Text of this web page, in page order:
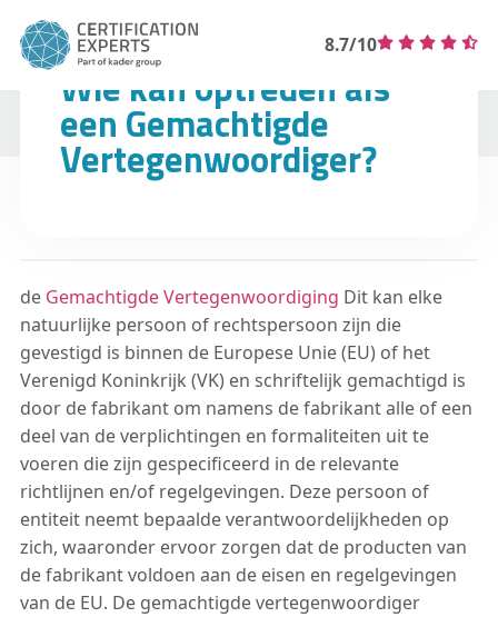
8.7/10
Wie kan optreden als
een Gemachtigde
Vertegenwoordiger?
de Gemachtigde Vertegenwoordiging Dit kan elke
natuurlijke persoon of rechtspersoon zijn die
gevestigd is binnen de Europese Unie (EU) of het
Verenigd Koninkrijk (VK) en schriftelijk gemachtigd is
door de fabrikant om namens de fabrikant alle of een
deel van de verplichtingen en formaliteiten uit te
voeren die zijn gespecificeerd in de relevante
richtlijnen en/of regelgevingen. Deze persoon of
entiteit neemt bepaalde verantwoordelijkheden op
zich, waaronder ervoor zorgen dat de producten van
de fabrikant voldoen aan de eisen en regelgevingen
van de EU. De gemachtigde vertegenwoordiger